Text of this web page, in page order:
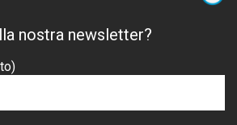
nostra newsletter?